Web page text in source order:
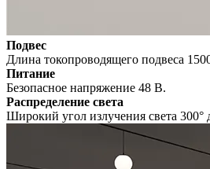
Подвес
Длина токопроводящего подвеса
Питание
Безопасное напряжение 48 В.
Распределение света
Широкий угол излучения света 300°